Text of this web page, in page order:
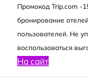
Промокод Trip.com -
бронирование
пользователей. Не
воспользоваться
На сайт